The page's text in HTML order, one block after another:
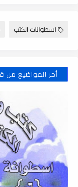
اسطوانات الكتب
أخر المواضيع من